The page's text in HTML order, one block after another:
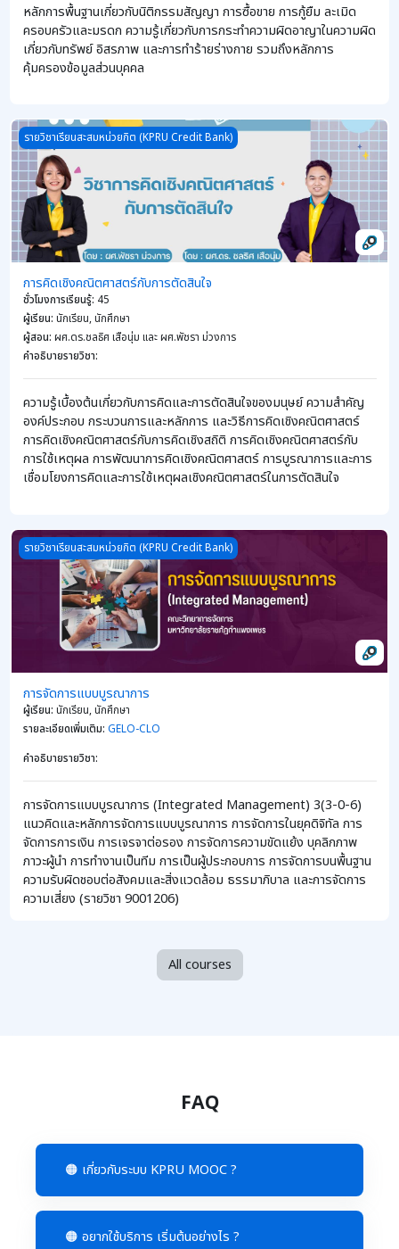
หลักการพื้นฐานเกี่ยวกับนิติกรรมสัญญา การซื้อขาย การกู้ยืม ละเมิด
ครอบครัวและมรดก ความรู้เกี่ยวกับการกระทำความผิดอาญาในความผิด
เกี่ยวกับทรัพย์ อิสรภาพ และการทำร้ายร่างกาย รวมถึงหลักการ
คุ้มครองข้อมูลส่วนบุคคล
Course image การคิดเชิงคณิตศาสตร์กับการตัดสินใจ
รายวิชาเรียนสะสมหน่วยกิต (KPRU Credit Bank)
การคิดเชิงคณิตศาสตร์กับการตัดสินใจ
ชั่วโมงการเรียนรู้: 45
ผู้เรียน: นักเรียน, นักศึกษา
ผู้สอน: ผศ.ดร.ชลธิศ เสือนุ่ม และ ผศ.พัชรา ม่วงการ
คำอธิบายรายวิชา:
ความรู้เบื้องต้นเกี่ยวกับการคิดและการตัดสินใจของมนุษย์ ความสำคัญ
องค์ประกอบ กระบวนการและหลักการ และวิธีการคิดเชิงคณิตศาสตร์
การคิดเชิงคณิตศาสตร์กับการคิดเชิงสถิติ การคิดเชิงคณิตศาสตร์กับ
การใช้เหตุผล การพัฒนาการคิดเชิงคณิตศาสตร์ การบูรณาการและการ
เชื่อมโยงการคิดและการใช้เหตุผลเชิงคณิตศาสตร์ในการตัดสินใจ
Course image การจัดการแบบบูรณาการ
รายวิชาเรียนสะสมหน่วยกิต (KPRU Credit Bank)
การจัดการแบบบูรณาการ
ผู้เรียน: นักเรียน, นักศึกษา
รายละเอียดเพิ่มเติม: GELO-CLO
คำอธิบายรายวิชา:
การจัดการแบบบูรณาการ (Integrated Management) 3(3-0-6)
แนวคิดและหลักการจัดการแบบบูรณาการ การจัดการในยุคดิจิทัล การ
จัดการการเงิน การเจรจาต่อรอง การจัดการความขัดแย้ง บุคลิกภาพ
ภาวะผู้นำ การทำงานเป็นทีม การเป็นผู้ประกอบการ การจัดการบนพื้นฐาน
ความรับผิดชอบต่อสังคมและสิ่งแวดล้อม ธรรมาภิบาล และการจัดการ
ความเสี่ยง (รายวิชา 9001206)
All courses
FAQ
🟠 เกี่ยวกับระบบ KPRU MOOC ?
🟠 อยากใช้บริการ เริ่มต้นอย่างไร ?